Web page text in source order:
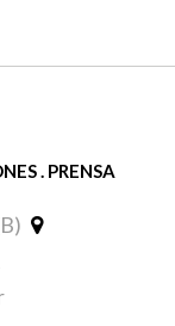
. PRENSA